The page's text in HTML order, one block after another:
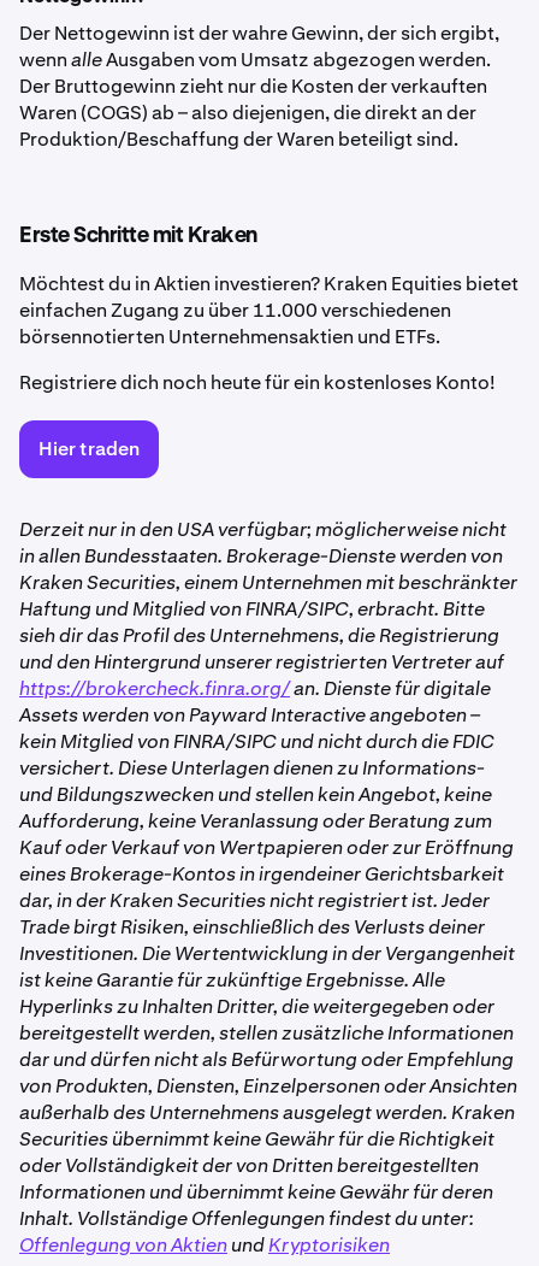
Der Nettogewinn ist der wahre Gewinn, der sich ergibt,
wennalleAusgaben vom Umsatz abgezogen werden.
Der Bruttogewinn zieht nur die Kosten der verkauften
Waren (COGS) ab – also diejenigen, die direkt an der
Produktion/Beschaffung der Waren beteiligt sind.
Erste Schritte mit Kraken
Möchtest du in Aktien investieren? Kraken Equities bietet
einfachen Zugang zu über 11.000 verschiedenen
börsennotierten Unternehmensaktien und ETFs.
Registriere dich noch heute für ein kostenloses Konto!
Hier traden
Derzeit nur in den USA verfügbar; möglicherweise nicht
in allen Bundesstaaten. Brokerage-Dienste werden von
Kraken Securities, einem Unternehmen mit beschränkter
Haftung und Mitglied von FINRA/SIPC, erbracht. Bitte
sieh dir das Profil des Unternehmens, die Registrierung
und den Hintergrund unserer registrierten Vertreter auf
https://brokercheck.finra.org/an. Dienste für digitale
Assets werden von Payward Interactive angeboten –
kein Mitglied von FINRA/SIPC und nicht durch die FDIC
versichert. Diese Unterlagen dienen zu Informations-
und Bildungszwecken und stellen kein Angebot, keine
Aufforderung, keine Veranlassung oder Beratung zum
Kauf oder Verkauf von Wertpapieren oder zur Eröffnung
eines Brokerage-Kontos in irgendeiner Gerichtsbarkeit
dar, in der Kraken Securities nicht registriert ist. Jeder
Trade birgt Risiken, einschließlich des Verlusts deiner
Investitionen. Die Wertentwicklung in der Vergangenheit
ist keine Garantie für zukünftige Ergebnisse. Alle
Hyperlinks zu Inhalten Dritter, die weitergegeben oder
bereitgestellt werden, stellen zusätzliche Informationen
dar und dürfen nicht als Befürwortung oder Empfehlung
von Produkten, Diensten, Einzelpersonen oder Ansichten
außerhalb des Unternehmens ausgelegt werden. Kraken
Securities übernimmt keine Gewähr für die Richtigkeit
oder Vollständigkeit der von Dritten bereitgestellten
Informationen und übernimmt keine Gewähr für deren
Inhalt. Vollständige Offenlegungen findest du unter:
Offenlegung von AktienundKryptorisiken